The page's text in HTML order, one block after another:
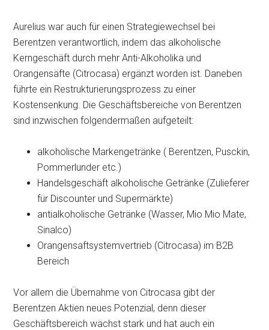
Aurelius war auch für einen Strategiewechsel bei
Berentzen verantwortlich, indem das alkoholische
Kerngeschäft durch mehr Anti-Alkoholika und
Orangensäfte (Citrocasa) ergänzt worden ist. Daneben
führte ein Restrukturierungsprozess zu einer
Kostensenkung. Die Geschäftsbereiche von Berentzen
sind inzwischen folgendermaßen aufgeteilt:
alkoholische Markengetränke ( Berentzen, Pusckin,
Pommerlunder etc.)
Handelsgeschäft alkoholische Getränke (Zulieferer
für Discounter und Supermärkte)
antialkoholische Getränke (Wasser, Mio Mio Mate,
Sinalco)
Orangensaftsystemvertrieb (Citrocasa) im B2B
Bereich
Vor allem die Übernahme von Citrocasa gibt der
Berentzen Aktien neues Potenzial, denn dieser
Geschäftsbereich wächst stark und hat auch ein